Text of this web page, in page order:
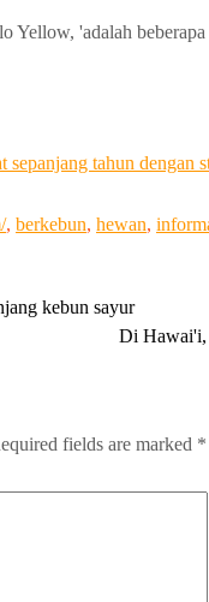
Yellow, 'adalah beberapa
tahun dengan
, berkebun, hewan,
kebun sayur
Di Hawai'i,
fields are marked *